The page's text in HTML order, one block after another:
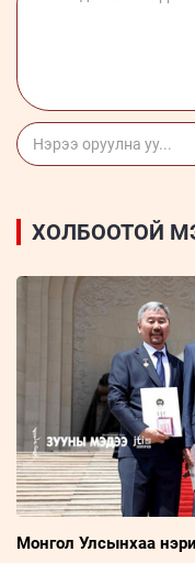
ХОЛБООТОЙ
Монгол Улсынхаа